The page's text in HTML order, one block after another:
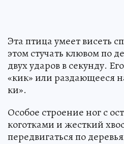
Эта птица умеет висеть
этом стучать клювом по
двух ударов в секунду.
«кик» или раздающееся
ки».
Особое строение ног с
коготками и жесткий
передвигаться по